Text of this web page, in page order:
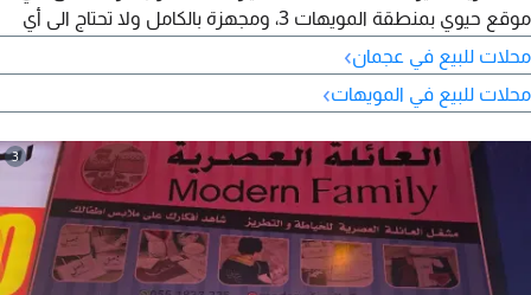
موقع حيوي بمنطقة المويهات 3، ومجهزة بالكامل ولا تحتاج الى أي
أعمال صيانة. تفاصيل المشروع النشاط غسيل سيارات + بوليش
وتلميع. عدد المحلات محلان. مكتب مخصص للإدارة وانتظار العملاء.
ستور مع ميزانين. 4 عمال
محلات للبيع في عجمان›
محلات للبيع في المويهات›
3